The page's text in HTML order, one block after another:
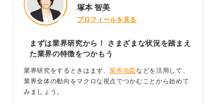
や社風を知るための貴重な情報源となります。
企業研究ではこれらの情報をただ調べるだけでなく、
できるか」という視点で整理し、自分だけの志望動機を
つくりあげていくことが重要です。
0
塚本 智美
プロフィールを見る
まずは業界研究から！ さまざまな状況を踏まえ
た業界の特徴をつかもう
業界研究をするときはまず、業界地図 などを活用して、
業界全体の動向をマクロな視点でつかむことから始めて
みましょう。